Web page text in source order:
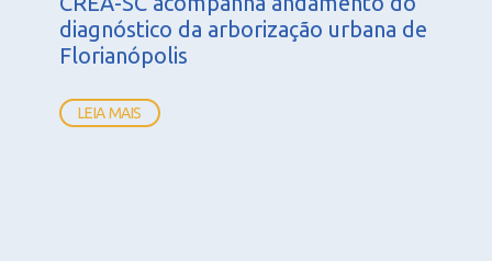
diagnóstico da arborização urbana de
Florianópolis
LEIA MAIS